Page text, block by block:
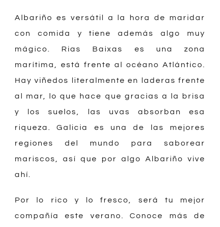
Albariño es versátil a la hora de maridar
con comida y tiene además algo muy
mágico. Rias Baixas es una zona
marítima, está frente al océano Atlántico.
Hay viñedos literalmente en laderas frente
al mar, lo que hace que gracias a la brisa
y los suelos, las uvas absorban esa
riqueza. Galicia es una de las mejores
regiones del mundo para saborear
mariscos, así que por algo Albariño vive
ahí.
Por lo rico y lo fresco, será tu mejor
compañía este verano. Conoce más de